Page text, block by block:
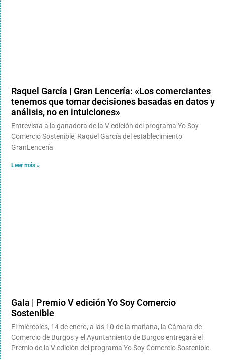
Raquel García | Gran Lencería: «Los comerciantes
tenemos que tomar decisiones basadas en datos y
análisis, no en intuiciones»
Entrevista a la ganadora de la V edición del programa Yo Soy
Comercio Sostenible, Raquel García del establecimiento
GranLencería
Leer más »
Gala | Premio V edición Yo Soy Comercio
Sostenible
El miércoles, 14 de enero, a las 10 de la mañana, la Cámara de
Comercio de Burgos y el Ayuntamiento de Burgos entregará el
Premio de la V edición del programa Yo Soy Comercio Sostenible.